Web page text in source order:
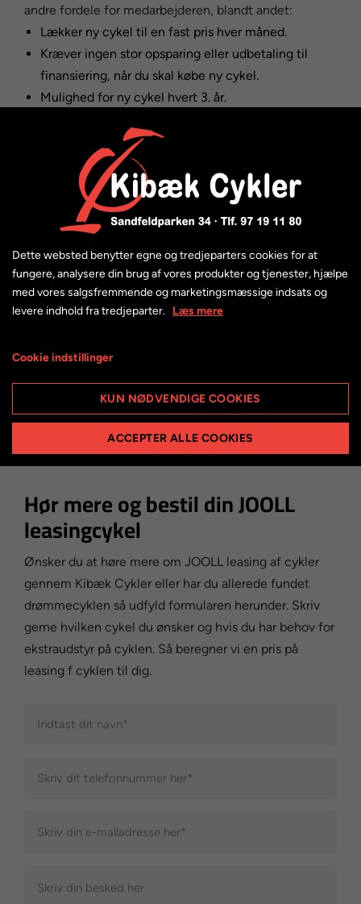
andre fordele for medarbejderen, blandt andet:
Lækker ny cykel til en fast pris hver måned.
Kræver ingen stor opsparing eller udbetaling til
finansiering, når du skal købe ny cykel.
Mulighed for ny cykel hvert 3. år.
Muligheder efter 36 måneders
leasingperiode
Når leasingperioden slutter efter 36 måneder, er der
flere muligheder. Her kan du vælge at få en ny JOOLL
leasingcykel, frikøbe din nuværende cykel eller stoppe
den månedlige leasingydelse ud fra valget af ny cykel.
Er du blevet superglad for din nuværende cykel, kan
den frikøbes fra JOOLL. Her køber du cyklen af JOOLL
for et engangsbeløb.
Hør mere og bestil din JOOLL
leasingcykel
Ønsker du at høre mere om JOOLL leasing af cykler
gennem Kibæk Cykler eller har du allerede fundet
drømmecyklen så udfyld formularen herunder. Skriv
gerne hvilken cykel du ønsker og hvis du har behov for
ekstraudstyr på cyklen. Så beregner vi en pris på
leasing f cyklen til dig.
Dette websted benytter egne og tredjeparters cookies for at
fungere, analysere din brug af vores produkter og tjenester, hjælpe
med vores salgsfremmende og marketingsmæssige indsats og
levere indhold fra tredjeparter. Læs mere
Cookie indstillinger
KUN NØDVENDIGE COOKIES
ACCEPTER ALLE COOKIES